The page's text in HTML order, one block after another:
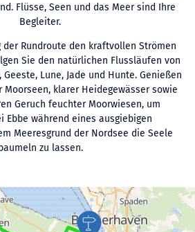
Flüsse, Seen und das Meer sind Ihre
Begleiter.
der Rundroute den kraftvollen Strömen
Sie den natürlichen Flussläufen von
Lune, Jade und Hunte. Genießen
Moorseen, klarer Heidegewässer sowie
Geruch feuchter Moorwiesen, um
Ebbe während eines ausgiebigen
Meeresgrund der Nordsee die Seele
baumeln zu lassen.